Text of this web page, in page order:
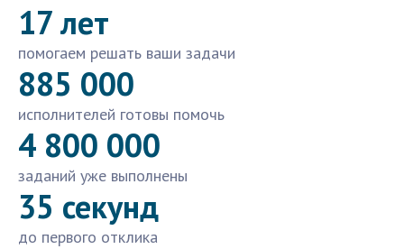
17 лет
помогаем решать ваши задачи
885 000
исполнителей готовы помочь
4 800 000
заданий уже выполнены
35 секунд
до первого отклика